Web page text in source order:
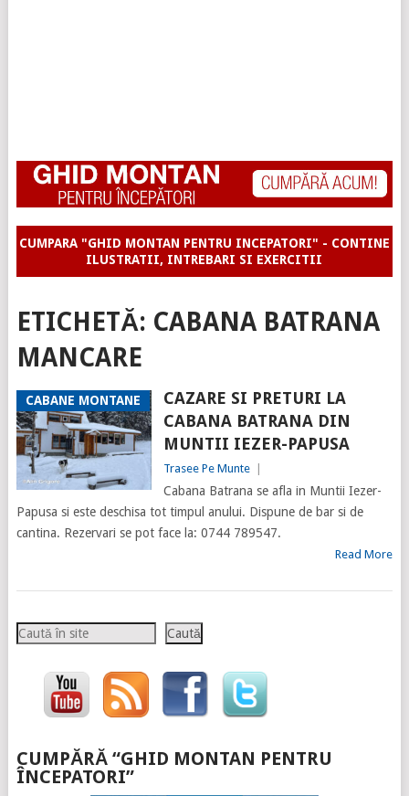
CUMPARA "GHID MONTAN PENTRU INCEPATORI" - CONTINE
ILUSTRATII, INTREBARI SI EXERCITII
ETICHETĂ: CABANA BATRANA
MANCARE
CABANE MONTANE
CAZARE SI PRETURI LA
CABANA BATRANA DIN
MUNTII IEZER-PAPUSA
Trasee Pe Munte
Cabana Batrana se afla in Muntii Iezer-
Papusa si este deschisa tot timpul anului. Dispune de bar si de
cantina. Rezervari se pot face la: 0744 789547.
Read More
Caută Caută
CUMPĂRĂ “GHID MONTAN PENTRU
ÎNCEPATORI”